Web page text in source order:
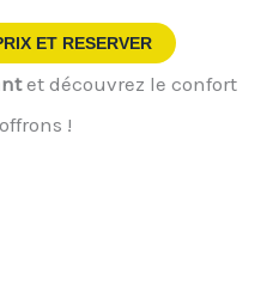
ET RESERVER
et découvrez le confort
!